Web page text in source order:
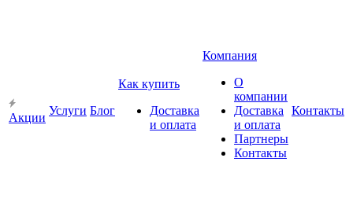
Акции
Услуги Блог
Как купить
Доставка
и оплата
Компания
О
компании
Доставка
и оплата
Партнеры
Контакты
Контакты